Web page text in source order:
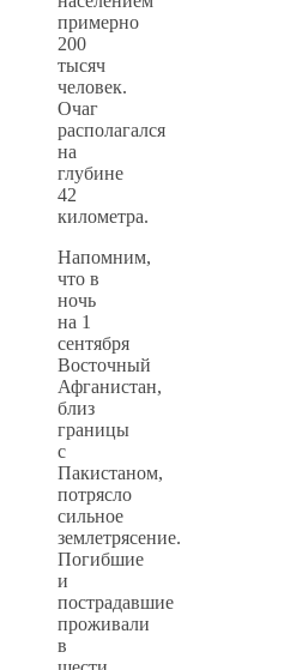
примерно
200
тысяч
человек.
Очаг
располагался
на
глубине
42
километра.
Напомним,
что в
ночь
на 1
сентября
Восточный
Афганистан,
близ
границы
с
Пакистаном,
потрясло
сильное
землетрясение.
Погибшие
и
пострадавшие
проживали
в